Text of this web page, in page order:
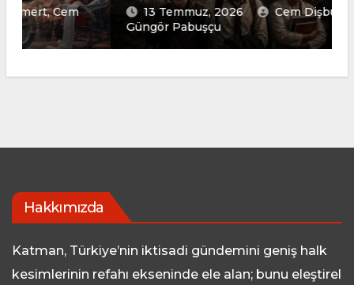
13 Temmuz, 2026
Cem Dişbudak, Dr.
Güngör Pabuşçu
Hakkımızda
Katman, Türkiye’nin iktisadi gündemini geniş halk
kesimlerinin refahı ekseninde ele alan; bunu eleştirel